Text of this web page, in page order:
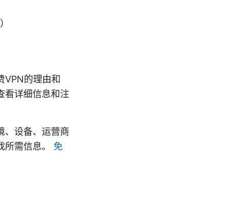
VPN的理由和
看详细信息和注
、设备、运营商
需信息。 免